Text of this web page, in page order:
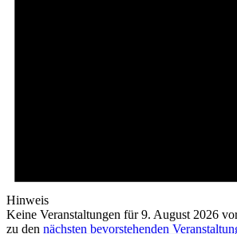
Hinweis
Keine Veranstaltungen für 9. August 2026
zu den nächsten bevorstehenden